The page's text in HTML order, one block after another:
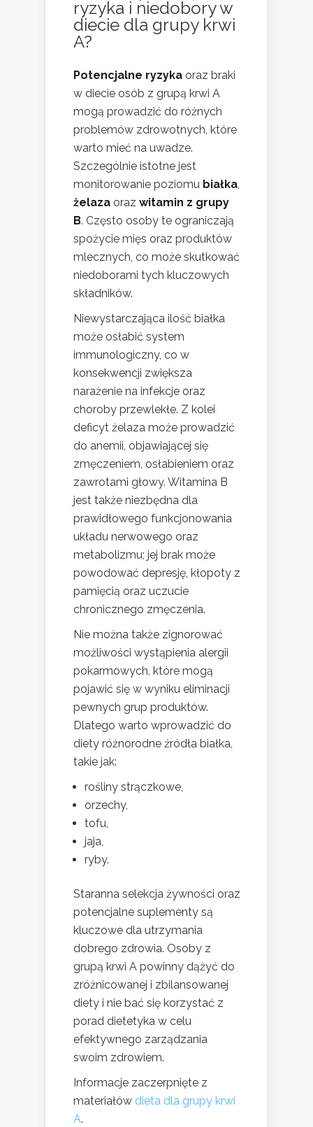
ryzyka i niedobory w
diecie dla grupy krwi
A?
Potencjalne ryzyka oraz braki
w diecie osób z grupą krwi A
mogą prowadzić do różnych
problemów zdrowotnych, które
warto mieć na uwadze.
Szczególnie istotne jest
monitorowanie poziomu białka,
żelaza oraz witamin z grupy
B. Często osoby te ograniczają
spożycie mięs oraz produktów
mlecznych, co może skutkować
niedoborami tych kluczowych
składników.
Niewystarczająca ilość białka
może osłabić system
immunologiczny, co w
konsekwencji zwiększa
narażenie na infekcje oraz
choroby przewlekłe. Z kolei
deficyt żelaza może prowadzić
do anemii, objawiającej się
zmęczeniem, osłabieniem oraz
zawrotami głowy. Witamina B
jest także niezbędna dla
prawidłowego funkcjonowania
układu nerwowego oraz
metabolizmu; jej brak może
powodować depresję, kłopoty z
pamięcią oraz uczucie
chronicznego zmęczenia.
Nie można także zignorować
możliwości wystąpienia alergii
pokarmowych, które mogą
pojawić się w wyniku eliminacji
pewnych grup produktów.
Dlatego warto wprowadzić do
diety różnorodne źródła białka,
takie jak:
rośliny strączkowe,
orzechy,
tofu,
jaja,
ryby.
Staranna selekcja żywności oraz
potencjalne suplementy są
kluczowe dla utrzymania
dobrego zdrowia. Osoby z
grupą krwi A powinny dążyć do
zróżnicowanej i zbilansowanej
diety i nie bać się korzystać z
porad dietetyka w celu
efektywnego zarządzania
swoim zdrowiem.
Informacje zaczerpnięte z
materiałów dieta dla grupy krwi
A.